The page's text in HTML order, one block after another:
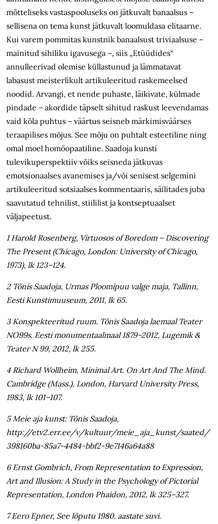
mõtteliseks vastaspooluseks on jätkuvalt banaalsus –
sellisena on tema kunst jätkuvalt loomuldasa elitaarne.
Kui varem pommitas kunstnik banaalsust triviaalsuse –
mainitud sihiliku iga­vusega –, siis „Etüüdides“
annulleerivad olemise küllastunud ja lämmatavat
labasust meisterlikult artikuleeritud raskemeelsed
noodid. Arvangi, et nende puhaste, läikivate, külmade
pindade – akordide täpselt sihitud raskust leevendamas
vaid kõla puhtus – väärtus seisneb märkimisväärses
teraapilises mõjus. See mõju on puhtalt esteetiline ning
omal moel homöopaatiline. Saad­oja kunsti
tulevikuperspektiiv võiks seisneda jätkuvas
emotsionaalses avanemises ja/või senisest selgemini
artikuleeritud sotsiaalses kommentaaris, säilitades juba
saavutatud tehnilist, stiililist ja kontseptuaalset
väljapeetust.
1 Harold Rosenberg, Virtuosos of Boredom – Discovering
The Present (Chicago, London: University of Chicago,
1973), lk 123–124.
2 Tõnis Saadoja, Urmas Ploomipuu valge maja, Tallinn,
Eesti Kunstimuuseum, 2011, lk 65.
3 Konspekteeritud ruum. Tõnis Saadoja laemaal Teater
NO99s. Eesti monumentaalmaal 1879–2012, Lugemik &
Teater N 99, 2012, lk 255.
4 Richard Wollheim, Minimal Art. On Art And The Mind.
Cambridge (Mass.), London, Harvard University Press,
1983, lk 101–107.
5 Meie aja kunst: Tõnis Saadoja,
http://etv2.err.ee/v/kultuur/meie_aja_kunst/saated/
398160ba-85a7-4484-bbf2-9e7146a64a88
6 Ernst Gombrich, From Representation to Expression,
Art and Illusion: A Study in the Psychology of Pictorial
Representation, London Phaidon, 2012, lk 325–327.
7 Eero Epner, See lõputu 1980. aastate suvi.